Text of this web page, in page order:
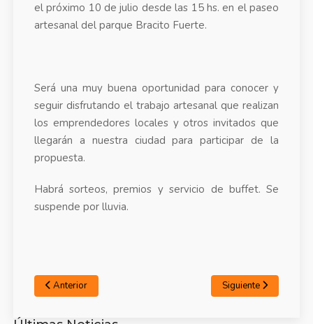
el próximo 10 de julio desde las 15 hs. en el paseo
artesanal del parque Bracito Fuerte.
Será una muy buena oportunidad para conocer y
seguir disfrutando el trabajo artesanal que realizan
los emprendedores locales y otros invitados que
llegarán a nuestra ciudad para participar de la
propuesta.
Habrá sorteos, premios y servicio de buffet. Se
suspende por lluvia.
Anterior Siguiente